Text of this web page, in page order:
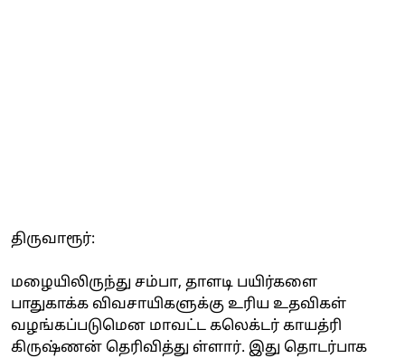
திருவாரூர்:
மழையிலிருந்து சம்பா, தாளடி பயிர்களை
பாதுகாக்க விவசாயிகளுக்கு உரிய உதவிகள்
வழங்கப்படுமென மாவட்ட கலெக்டர் காயத்ரி
கிருஷ்ணன் தெரிவித்து ள்ளார். இது தொடர்பாக